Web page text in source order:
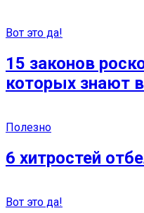
Вот это да!
15 законов
которых знают
Полезно
6 хитростей
Вот это да!